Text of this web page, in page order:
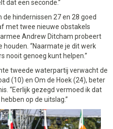
dat een seconde.”
hindernissen 27 en 28 goed
met twee nieuwe obstakels
Andrew Ditcham probeert
houden. “Naarmate je dit werk
nooit genoeg kunt helpen.”
tweede waterpartij verwacht de
(10) en Om de Hoek (24), beter
“Eerlijk gezegd vermoed ik dat
op de uitslag.”